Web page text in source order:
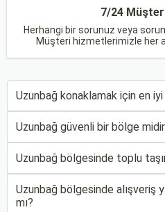
7/24
Herhangi bir sorunuz veya
Müşteri hizmetlerimizle her
Uzunbağ konaklamak için en
Uzunbağ güvenli bir bölge
Uzunbağ bölgesinde toplu
Uzunbağ bölgesinde alışveriş
mı?